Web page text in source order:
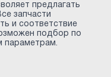
предлагать
запчасти
и соответствие
подбор по
параметрам.